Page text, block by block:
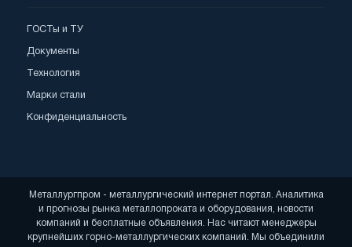
ГОСТы и ТУ
Документы
Технология
Марки стали
Конфиденциальность
Металлургпром - металлургический интернет портал. Аналитика
и прогнозы рынка металлопроката и оборудования, новости
компаний и бесплатные объявления. Нас читают менеджеры
крупнейших горно-металлургических компаний. Мы объединили